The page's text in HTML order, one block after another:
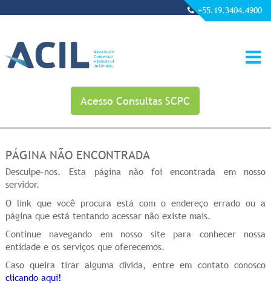
+55.19.3404.4900
Acesso Consultas SCPC
PÁGINA NÃO ENCONTRADA
Desculpe-nos. Esta página não foi encontrada em nosso
servidor.
O link que você procura está com o endereço errado ou a
página que está tentando acessar não existe mais.
Continue navegando em nosso site para conhecer nossa
entidade e os serviços que oferecemos.
Caso queira tirar alguma dívida, entre em contato conosco
clicando aqui!